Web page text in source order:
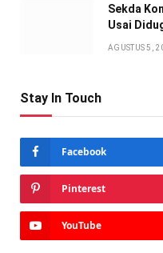
Sekda
Usai
AGUSTUS 5,
Stay In Touch
Facebook
Pinterest
YouTube